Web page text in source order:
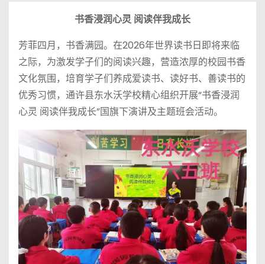
书香浸润心灵 阅读伴我成长
芳菲四月，书香满园。在2026年世界读书日即将来临
之际，为激发学子们的阅读兴趣，营造浓厚的校园书香
文化氛围，培育学子们养成爱读书、读好书、善读书的
优秀习惯，通许县东水沃学校精心组织开展“书香浸润
心灵 阅读伴我成长”国旗下演讲及主题班会活动。